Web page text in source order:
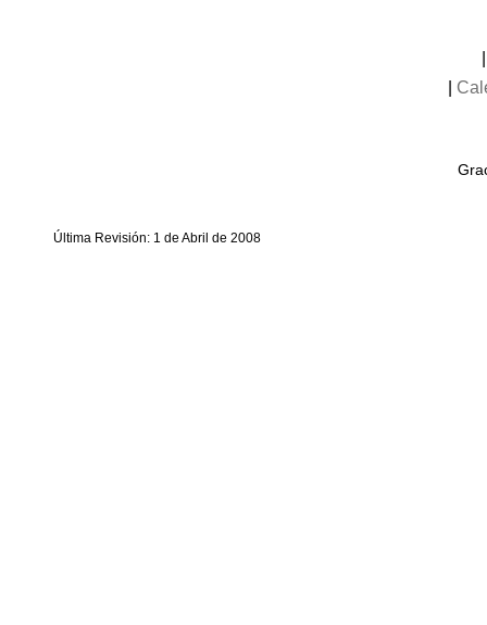
Última Revisión: 1 de Abril de 2008